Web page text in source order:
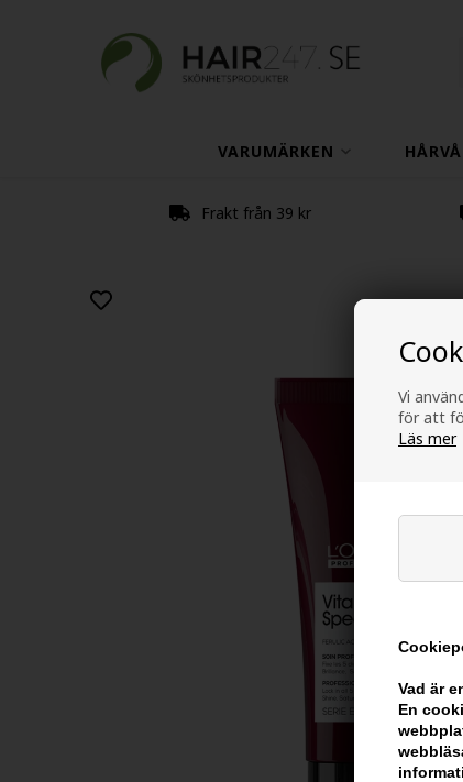
Vi
för att
Läs mer
Vad är
En
VARUMÄRKEN
Frakt från 39 kr